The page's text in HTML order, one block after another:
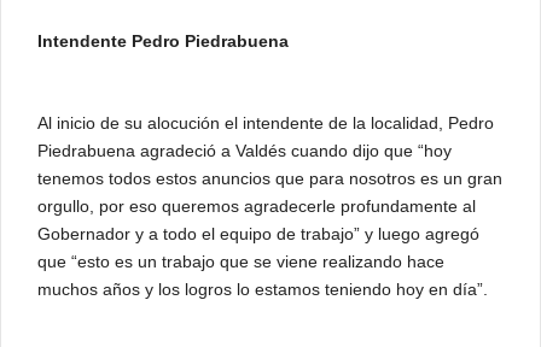
Intendente Pedro Piedrabuena
Al inicio de su alocución el intendente de la localidad, Pedro
Piedrabuena agradeció a Valdés cuando dijo que “hoy
tenemos todos estos anuncios que para nosotros es un gran
orgullo, por eso queremos agradecerle profundamente al
Gobernador y a todo el equipo de trabajo” y luego agregó
que “esto es un trabajo que se viene realizando hace
muchos años y los logros lo estamos teniendo hoy en día”.